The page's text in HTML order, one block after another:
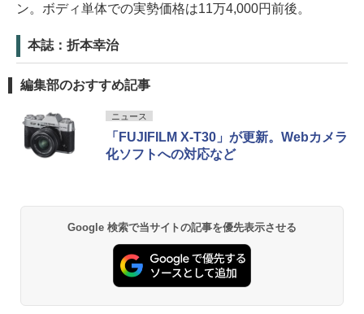
ン。ボディ単体での実勢価格は11万4,000円前後。
本誌：折本幸治
編集部のおすすめ記事
ニュース
「FUJIFILM X-T30」が更新。Webカメラ
化ソフトへの対応など
Google 検索で当サイトの記事を優先表示させる